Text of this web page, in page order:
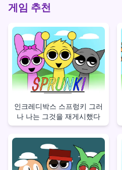
게임 추천
인크레디박스 스프렁키 그러
나 나는 그것을 재게시했다